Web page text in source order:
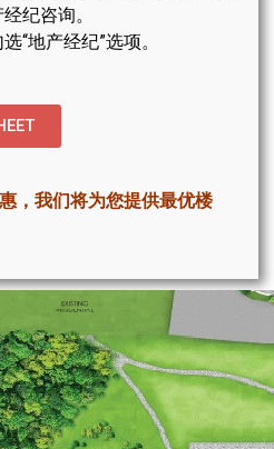
纪咨询。
“地产经纪”选项。
，我们将为您提供最优楼